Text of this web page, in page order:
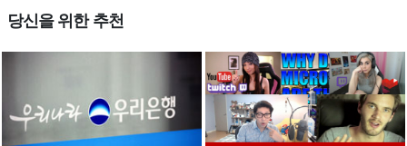
당신을 위한 추천